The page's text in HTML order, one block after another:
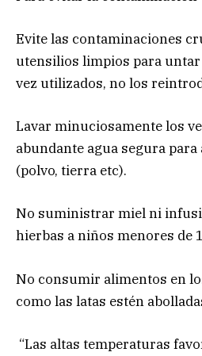
Evite las contaminaciones
utensilios limpios para untar
vez utilizados, no los
Lavar minuciosamente los
abundante agua segura
(polvo, tierra etc).
No suministrar miel ni
hierbas a niños menores de
No consumir alimentos en
como las latas estén
“Las altas temperaturas